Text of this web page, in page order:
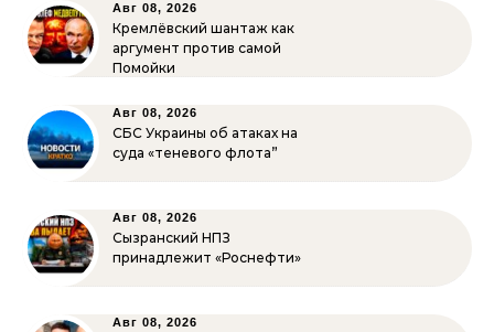
Авг 08, 2026
Кремлёвский шантаж как
аргумент против самой
Помойки
Авг 08, 2026
СБС Украины об атаках на
суда «теневого флота”
Авг 08, 2026
Сызранский НПЗ
принадлежит «Роснефти»
Авг 08, 2026